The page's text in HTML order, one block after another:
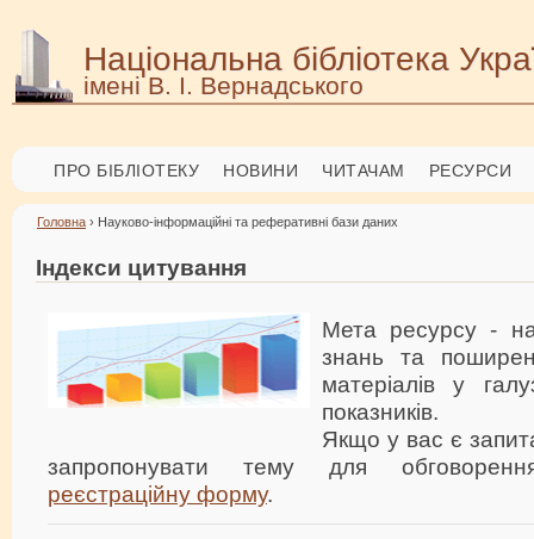
Національна бібліотека
імені В. І. Вернадського
ПРО БІБЛІОТЕКУ НОВИНИ ЧИТАЧАМ РЕСУРСИ
Головна › Науково-інформаційні та реферативні бази даних
Індекси цитування
Мета ресурсу -
знань та
матеріалів у
показників.
Якщо у вас є
запропонувати тему для
реєстраційну форму.